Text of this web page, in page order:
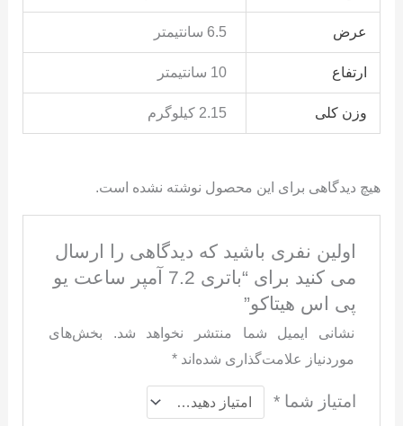
عرض 6.5 سانتیمتر
ارتفاع 10 سانتیمتر
وزن کلی 2.15 کیلوگرم
هیچ دیدگاهی برای این محصول نوشته نشده است.
اولین نفری باشید که دیدگاهی را ارسال
می کنید برای “باتری 7.2 آمپر ساعت یو
پی اس هیتاکو”
نشانی ایمیل شما منتشر نخواهد شد.
بخش‌های
موردنیاز علامت‌گذاری شده‌اند*
امتیاز شما*